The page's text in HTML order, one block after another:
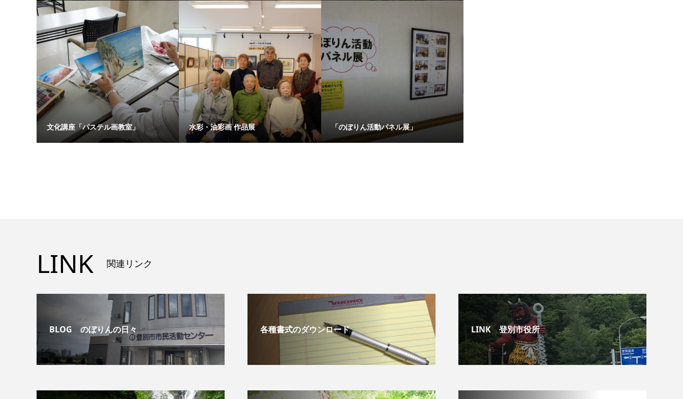
文化講座「パステル画教室」 水彩・油彩画 作品展 「のぼりん活動パネル展」
LINK 関連リンク
BLOG のぼりんの日々 各種書式のダウンロード LINK 登別市役所